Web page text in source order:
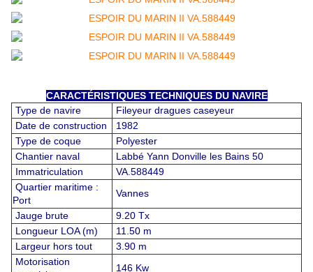
CARACTÉRISTIQUES TECHNIQUES DU NAVIRE
Type de navire
Fileyeur dragues caseyeur
Date de construction
1982
Type de coque
Polyester
Chantier naval
Labbé Yann Donville les Bains 50
Immatriculation
VA.588449
Quartier maritime :
Port
Vannes
Jauge brute
9.20 Tx
Longueur LOA (m)
11.50 m
Largeur hors tout
3.90 m
Motorisation
146 Kw